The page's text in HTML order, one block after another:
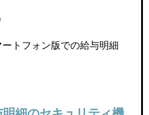
トフォン版での給与明細